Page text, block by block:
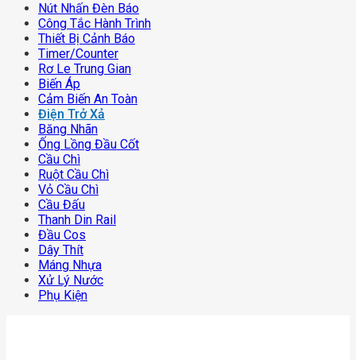
Nút Nhấn Đèn Báo
Công Tắc Hành Trình
Thiết Bị Cảnh Báo
Timer/counter
Rơ Le Trung Gian
Biến Áp
Cảm Biến An Toàn
Điện Trở Xả
Băng Nhãn
Ống Lồng Đầu Cốt
Cầu Chì
Ruột Cầu Chì
Vỏ Cầu Chì
Cầu Đấu
Thanh Din Rail
Đầu Cos
Dây Thít
Máng Nhựa
Xử Lý Nước
Phụ Kiện